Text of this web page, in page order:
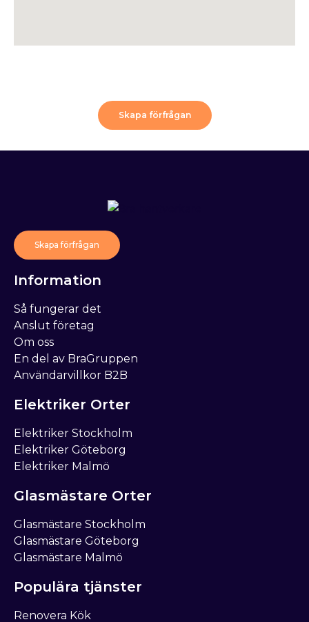
Skapa förfrågan
Populära tjänster
Renovera Kök
Glasmästare Orter
Glasmästare Stockholm
Glasmästare Göteborg
Glasmästare Malmö
Elektriker Orter
Elektriker Stockholm
Elektriker Göteborg
Elektriker Malmö
Information
Så fungerar det
Anslut företag
Om oss
En del av BraGruppen
Användarvillkor B2B
Skapa förfrågan